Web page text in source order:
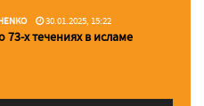
30.01.2025, 15:22
х течениях в исламе